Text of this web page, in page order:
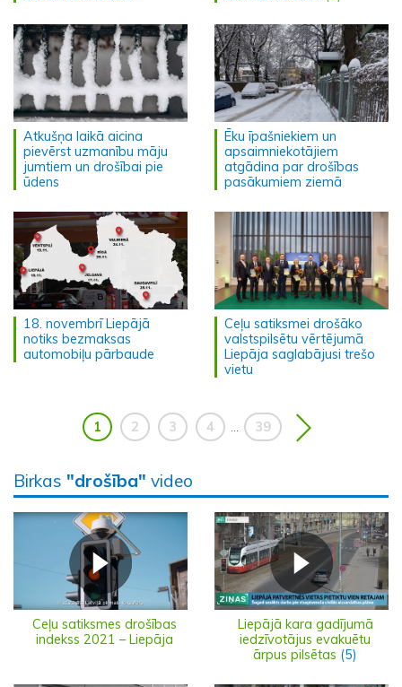
Atkušņa laikā aicina
pievērst uzmanību māju
jumtiem un drošībai pie
ūdens
Ēku īpašniekiem un
apsaimniekotājiem
atgādina par drošības
pasākumiem ziemā
18. novembrī Liepājā
notiks bezmaksas
automobiļu pārbaude
Ceļu satiksmei drošāko
valstspilsētu vērtējumā
Liepāja saglabājusi trešo
vietu
1 2 3 4 39
Birkas "drošība" video
Ceļu satiksmes drošības
indekss 2021 – Liepāja
Liepājā kara gadījumā
iedzīvotājus evakuētu
ārpus pilsētas (5)